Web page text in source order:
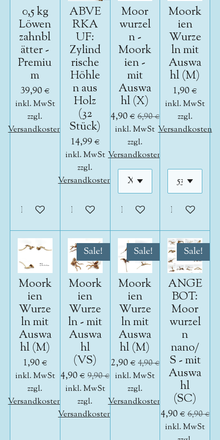
0,5 kg
Löwen
zahnbl
ätter -
Premiu
m
39,90 €
inkl. MwSt
zzgl.
Versandkosten
In den Warenkorb
ABVE
RKA
UF:
Zylind
rische
Höhle
n aus
Holz
(32
Stück)
14,99 €
inkl. MwSt
zzgl.
Versandkosten
In den Warenkorb
Moor
wurzel
n -
Moork
ien -
mit
Auswa
hl (X)
4,90 € 6,90 €
inkl. MwSt
zzgl.
Versandkosten
In den Warenkorb
Moork
ien
Wurze
ln mit
Auswa
hl (M)
1,90 €
inkl. MwSt
zzgl.
Versandkosten
In den
Moork
ien
Wurze
ln mit
Auswa
hl (M)
1,90 €
inkl. MwSt
zzgl.
Versandkosten
Sale!
Moork
ien
Wurze
ln - mit
Auswa
hl
(VS)
4,90 € 9,90 €
inkl. MwSt
zzgl.
Versandkosten
Sale!
Moork
ien
Wurze
ln mit
Auswa
hl (M)
2,90 € 4,90 €
inkl. MwSt
zzgl.
Versandkosten
Sale!
ANGE
BOT:
Moor
wurzel
n
nano/
S - mit
Auswa
hl
(SC)
4,90 €6,90 €
inkl. MwSt